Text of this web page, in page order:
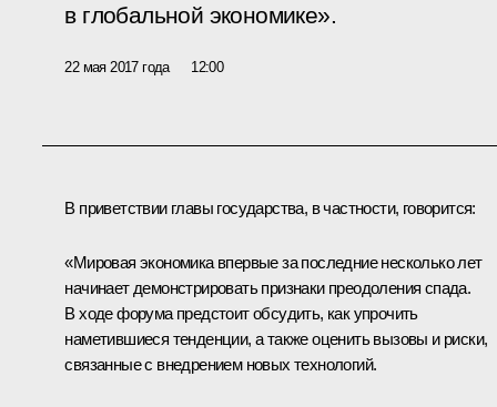
в глобальной экономике».
22 мая 2017 года 12:00
В приветствии главы государства, в частности, говорится:
«Мировая экономика впервые за последние несколько лет
начинает демонстрировать признаки преодоления спада.
В ходе форума предстоит обсудить, как упрочить
наметившиеся тенденции, а также оценить вызовы и риски,
связанные с внедрением новых технологий.